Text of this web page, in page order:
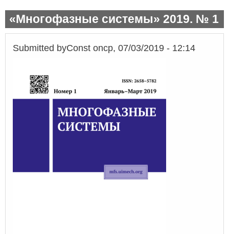
«Многофазные системы» 2019. № 1
Submitted byConst onср, 07/03/2019 - 12:14